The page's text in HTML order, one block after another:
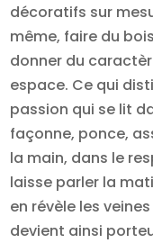
décoratifs sur
même, faire du
donner du
espace. Ce qui
passion qui se lit
façonne, ponce,
la main, dans le
laisse parler la
en révèle les
devient ainsi